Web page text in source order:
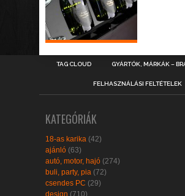
TAG CLOUD GYÁRTÓK, MÁRKÁK –
FELHASZNÁLÁSI FELTÉTELEK
KATEGÓRIÁK
18-as karika (42)
ajánló (63)
autó, motor, hajó (274)
buli, party, pia (72)
csendes PC (29)
design (710)